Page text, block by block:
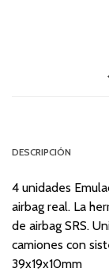
DESCRIPCIÓN
4 unidades
airbag real. La
de airbag SRS.
camiones con
39x19x10mm